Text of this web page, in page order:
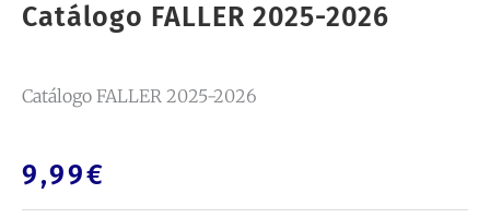
Catálogo FALLER 2025-2026
Catálogo FALLER 2025-2026
9,99€